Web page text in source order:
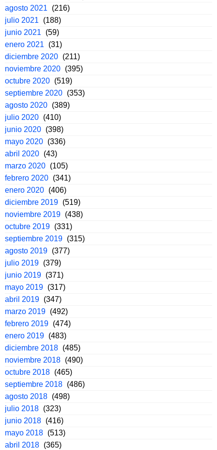
agosto 2021
(216)
julio 2021
(188)
junio 2021
(59)
enero 2021
(31)
diciembre 2020 (211)
noviembre 2020 (395)
octubre 2020 (519)
septiembre 2020 (353)
agosto 2020 (389)
julio 2020 (410)
junio 2020 (398)
mayo 2020 (336)
abril 2020 (43)
marzo 2020 (105)
febrero 2020 (341)
enero 2020 (406)
diciembre 2019 (519)
noviembre 2019 (438)
octubre 2019 (331)
septiembre 2019 (315)
agosto 2019 (377)
julio 2019 (379)
junio 2019 (371)
mayo 2019 (317)
abril 2019 (347)
marzo 2019 (492)
febrero 2019 (474)
enero 2019 (483)
diciembre 2018 (485)
noviembre 2018 (490)
octubre 2018 (465)
septiembre 2018 (486)
agosto 2018 (498)
julio 2018 (323)
junio 2018 (416)
mayo 2018 (513)
abril 2018 (365)